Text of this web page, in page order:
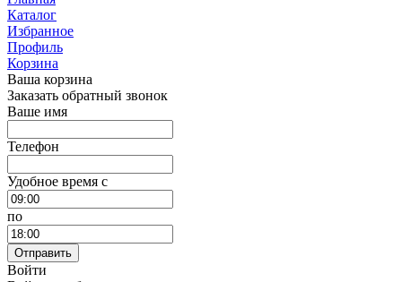
Каталог
Избранное
Профиль
Корзина
Ваша корзина
Заказать обратный звонок
Ваше имя
Телефон
Удобное время c
по
Отправить
Войти